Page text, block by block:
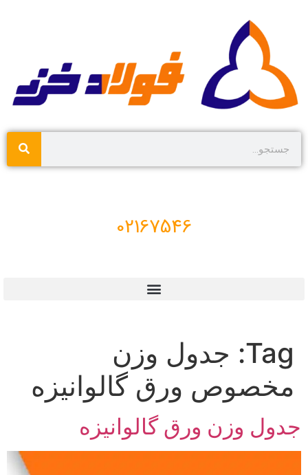
02167546
Tag: جدول وزن
مخصوص ورق گالوانیزه
جدول وزن ورق گالوانیزه